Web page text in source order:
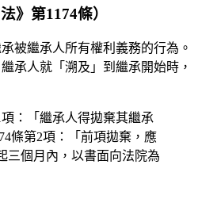
》第1174條）
被繼承人所有權利義務的行為。
承人就「溯及」到繼承開始時，
項：「繼承人得拋棄其繼承
條第2項：「前項拋棄，應
三個月內，以書面向法院為